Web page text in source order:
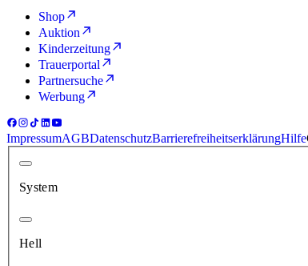
Shop
Auktion
Kinderzeitung
Trauerportal
Partnersuche
Werbung
ImpressumAGBDatenschutzBarrierefreiheitserklärungHilfe
System
Hell